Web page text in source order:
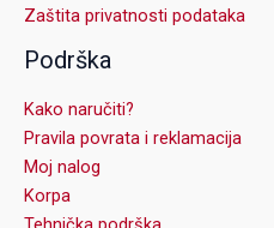
Zaštita privatnosti podataka
Podrška
Kako naručiti?
Pravila povrata i reklamacija
Moj nalog
Korpa